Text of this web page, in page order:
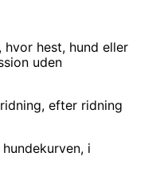
hest, hund eller
uden
efter ridning
i